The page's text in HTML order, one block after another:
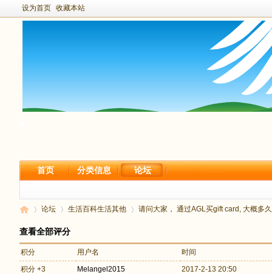
设为首页 收藏本站
首页 分类信息 论坛
新 ›
论坛
›
生活百科生活其他
›
请问大家， 通过AGL买gift card, 大概多
查看全部评分
积分 用户名
时间
积分 +3
Melangel2015 2017-2-13 20:50